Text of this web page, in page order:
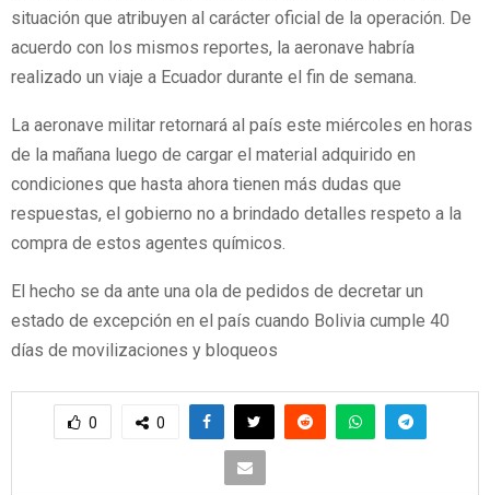
situación que atribuyen al carácter oficial de la operación. De
acuerdo con los mismos reportes, la aeronave habría
realizado un viaje a Ecuador durante el fin de semana.
La aeronave militar retornará al país este miércoles en horas
de la mañana luego de cargar el material adquirido en
condiciones que hasta ahora tienen más dudas que
respuestas, el gobierno no a brindado detalles respeto a la
compra de estos agentes químicos.
El hecho se da ante una ola de pedidos de decretar un
estado de excepción en el país cuando Bolivia cumple 40
días de movilizaciones y bloqueos
0 0